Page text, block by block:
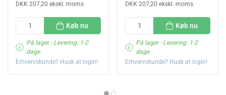
DKK 207,20 ekskl. moms
Køb nu
På lager- Levering: 1-2
dage
Erhvervskunde? Husk at login!
DKK 207,20 ekskl. moms
Køb nu
På lager- Levering: 1-2
dage
Erhvervskunde? Husk at login!